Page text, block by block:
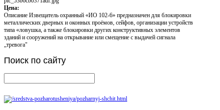
Цена:
Описание Извещатель охранный «ИО 102-6» предназначен для блокировки
металлических дверных и оконных проёмов, сейфов, организации устройств
типа «ловушка, а также блокировки других конструктивных элементов
зданий и сооружений на открывание или смещение с выдачей сигнала
„тревога"
Поиск по сайту